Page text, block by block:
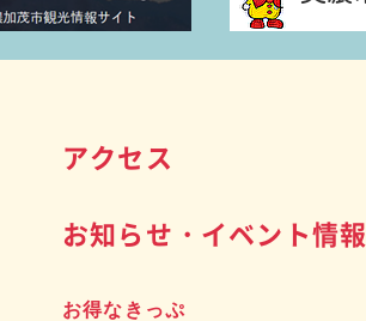
アクセス
お知らせ・イベント情報
お得なきっぷ